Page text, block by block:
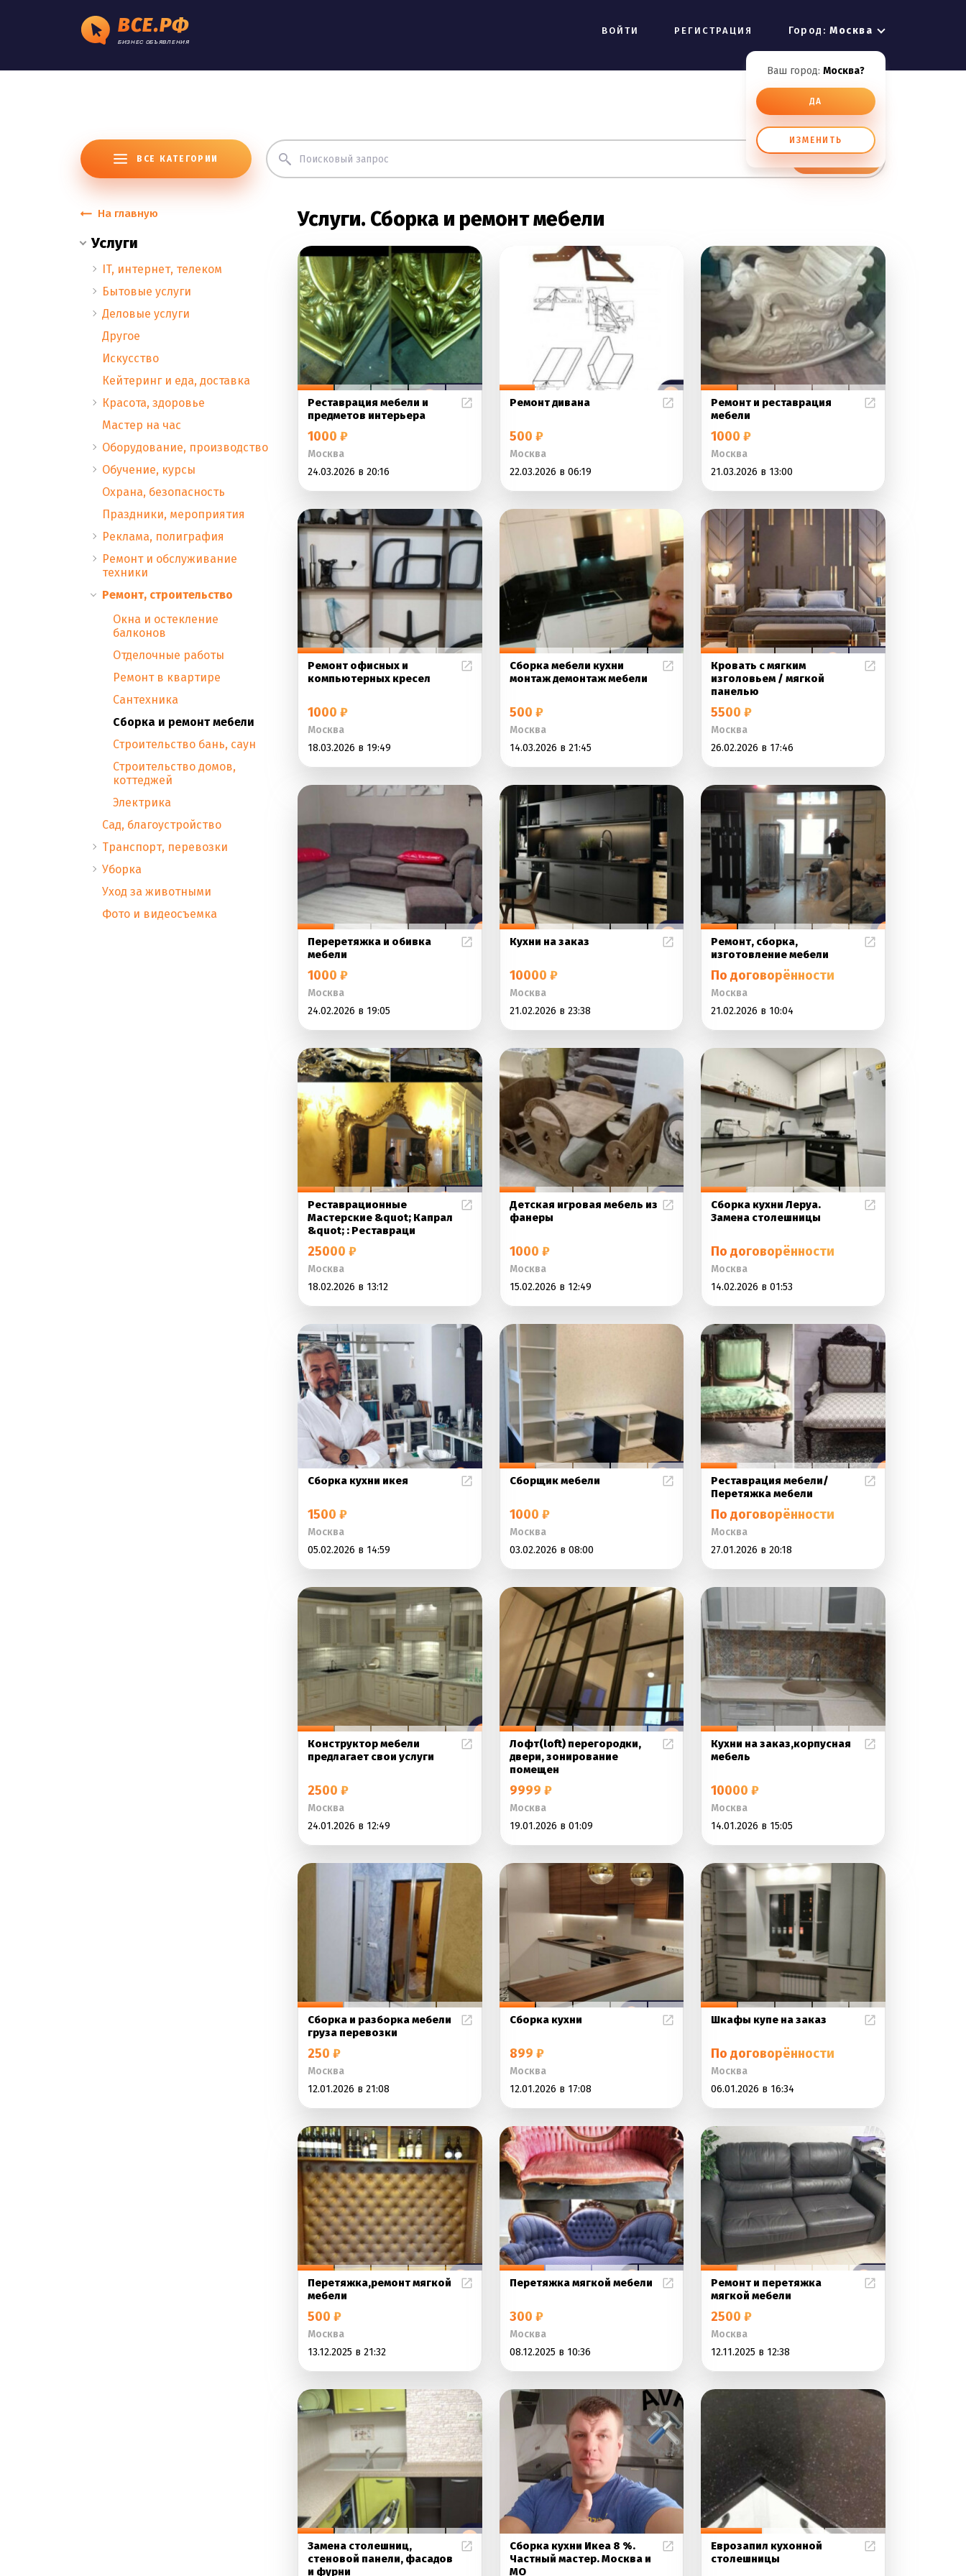
ВСЕ.РФ
БИЗНЕС ОБЪЯВЛЕНИЯ
ВОЙТИ РЕГИСТРАЦИЯ Город:Москва
Ваш город: Москва?
ДА
ИЗМЕНИТЬ
ВСЕ КАТЕГОРИИ
На главную
Услуги
IT, интернет, телеком
Бытовые услуги
Деловые услуги
Другое
Искусство
Кейтеринг и еда, доставка
Красота, здоровье
Мастер на час
Оборудование, производство
Обучение, курсы
Охрана, безопасность
Праздники, мероприятия
Реклама, полиграфия
Ремонт и обслуживание
техники
Ремонт, строительство
Окна и остекление
балконов
Отделочные работы
Ремонт в квартире
Сантехника
Сборка и ремонт мебели
Строительство бань, саун
Строительство домов,
коттеджей
Электрика
Сад, благоустройство
Транспорт, перевозки
Уборка
Уход за животными
Фото и видеосъемка
Услуги. Сборка и ремонт мебели
Реставрация мебели и
предметов интерьера
1000 ₽
Москва
24.03.2026 в 20:16
Ремонт дивана
500 ₽
Москва
22.03.2026 в 06:19
Ремонт и реставрация
мебели
1000 ₽
Москва
21.03.2026 в 13:00
Ремонт офисных и
компьютерных кресел
1000 ₽
Москва
18.03.2026 в 19:49
Сборка мебели кухни
монтаж демонтаж мебели
500 ₽
Москва
14.03.2026 в 21:45
Кровать с мягким
изголовьем / мягкой
панелью
5500 ₽
Москва
26.02.2026 в 17:46
Переретяжка и обивка
мебели
1000 ₽
Москва
24.02.2026 в 19:05
Кухни на заказ
10000 ₽
Москва
21.02.2026 в 23:38
Ремонт, сборка,
изготовление мебели
По договорённости
Москва
21.02.2026 в 10:04
Реставрационные
Мастерские &quot; Капрал
&quot; : Реставраци
25000 ₽
Москва
18.02.2026 в 13:12
Детская игровая мебель из
фанеры
1000 ₽
Москва
15.02.2026 в 12:49
Сборка кухни Леруа.
Замена столешницы
По договорённости
Москва
14.02.2026 в 01:53
Сборка кухни икея
1500 ₽
Москва
05.02.2026 в 14:59
Сборщик мебели
1000 ₽
Москва
03.02.2026 в 08:00
Реставрация мебели/
Перетяжка мебели
По договорённости
Москва
27.01.2026 в 20:18
Конструктор мебели
предлагает свои услуги
2500 ₽
Москва
24.01.2026 в 12:49
Лофт(loft) перегородки,
двери, зонирование
помещен
9999 ₽
Москва
19.01.2026 в 01:09
Кухни на заказ,корпусная
мебель
10000 ₽
Москва
14.01.2026 в 15:05
Сборка и разборка мебели
груза перевозки
250 ₽
Москва
12.01.2026 в 21:08
Сборка кухни
899 ₽
Москва
12.01.2026 в 17:08
Шкафы купе на заказ
По договорённости
Москва
06.01.2026 в 16:34
Перетяжка,ремонт мягкой
мебели
500 ₽
Москва
13.12.2025 в 21:32
Перетяжка мягкой мебели
300 ₽
Москва
08.12.2025 в 10:36
Ремонт и перетяжка
мягкой мебели
2500 ₽
Москва
12.11.2025 в 12:38
Замена столешниц,
стеновой панели, фасадов
и фурни
Сборка кухни Икеа 8 %.
Частный мастер. Москва и
МО
Еврозапил кухонной
столешницы